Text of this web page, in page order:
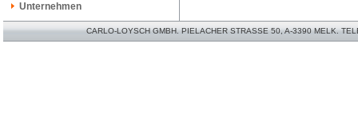
Unternehmen
CARLO-LOYSCH GMBH. PIELACHER STRASSE 50, A-3390 MELK.